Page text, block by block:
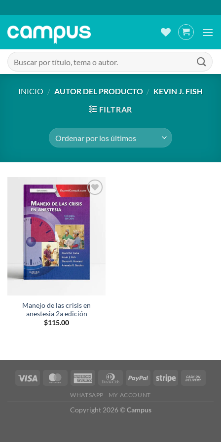
al
contenido
Buscar
por:
INICIO / AUTOR DEL PRODUCTO / KEVIN J. FISH
FILTRAR
Manejo de las crisis en
anestesia 2a edición
$115.00
WHATSAPP MY ACCOUNT
Copyright 2026 ©Campus